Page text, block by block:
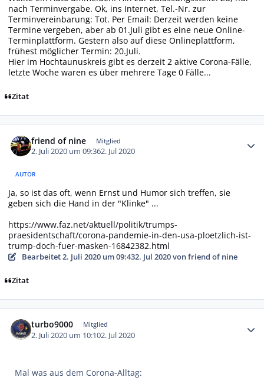
nach Terminvergabe. Ok, ins Internet, Tel.-Nr. zur
Terminvereinbarung: Tot. Per Email: Derzeit werden keine
Termine vergeben, aber ab 01.Juli gibt es eine neue Online-
Terminplattform. Gestern also auf diese Onlineplattform,
frühest möglicher Termin: 20.Juli.
Hier im Hochtaunuskreis gibt es derzeit 2 aktive Corona-Fälle,
letzte Woche waren es über mehrere Tage 0 Fälle...
Zitat
friend of nine Mitglied
2. Juli 2020 um 09:362. Jul 2020
AUTOR
Ja, so ist das oft, wenn Ernst und Humor sich treffen, sie
geben sich die Hand in der "Klinke" ...
https://www.faz.net/aktuell/politik/trumps-
praesidentschaft/corona-pandemie-in-den-usa-ploetzlich-ist-
trump-doch-fuer-masken-16842382.html
Bearbeitet2. Juli 2020 um 09:432. Jul 2020von friend of nine
Zitat
turbo9000 Mitglied
2. Juli 2020 um 10:102. Jul 2020
Mal was aus dem Corona-Alltag: